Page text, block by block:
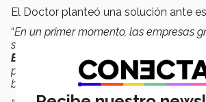
El Doctor planteó una solución ante
“En un primer momento, las empresas
solicitar créditos para poder sobrevivir
Banco de México anunció medidas
para facilitar el otorgamiento de
banca.